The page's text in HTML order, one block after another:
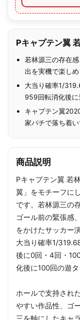
Pキャプテン翼
若林源三の存在
出を実機で楽しめ
大当り確率1/
959回転消化後
キャプテン翼
家パチで落ち着
商品説明
Pキャプテン翼 若
翼」をモチーフに
です。若林源三の
ゴール前の緊張感
をかけたサッカー
大当り確率1/
後に0回・4回・
化後に100回の遊タ
ホールで支持され
やすい作品性、ゴ
三を軸にしたキャ